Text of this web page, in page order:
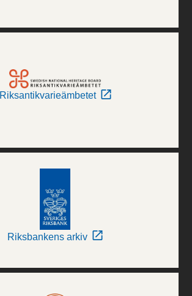
Riksantikvarieämbetet
Riksbankens arkiv